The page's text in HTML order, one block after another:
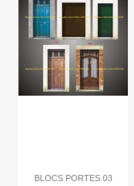
BLOCS PORTES 03